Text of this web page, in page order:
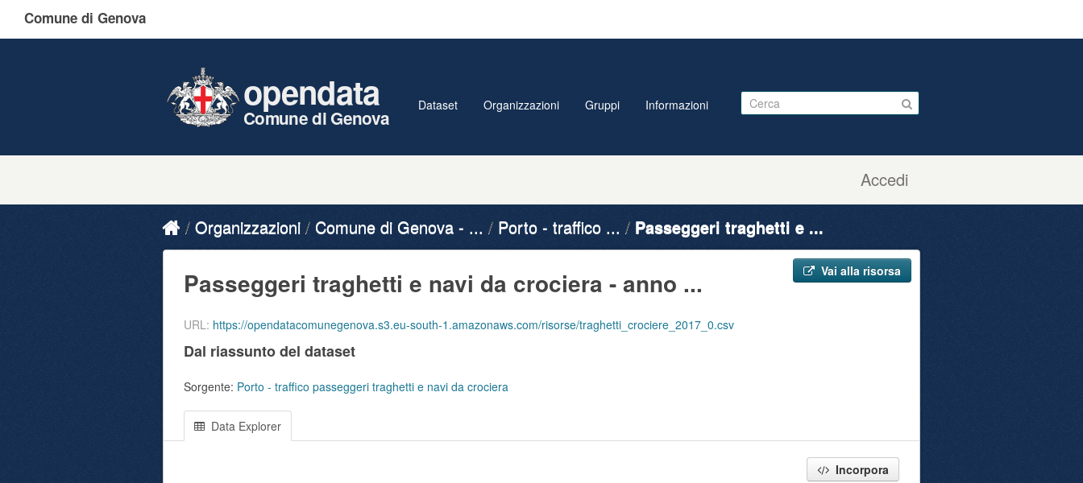
Comune di Genova
Accedi
opendata
Comune di Genova
Dataset Organizzazioni Gruppi Informazioni
Organizzazioni Comune di Genova - ... Porto - traffico ... Passeggeri traghetti e ...
Vai alla risorsa
Passeggeri traghetti e navi da crociera - anno ...
URL: https://opendatacomunegenova.s3.eu-south-1.amazonaws.com/risorse/traghetti_crociere_2017_0.csv
Dal riassunto del dataset
Sorgente: Porto - traffico passeggeri traghetti e navi da crociera
Data Explorer
Incorpora